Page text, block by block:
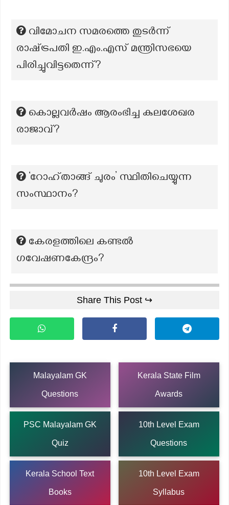
വിമോചന സമരത്തെ തുടർന്ന്
രാഷ്‌ട്രപതി ഇ.എം.എസ് മന്ത്രിസഭയെ
പിരിച്ചുവിട്ടതെന്ന്?
കൊല്ലവർഷം ആരംഭിച്ച കുലശേഖര
രാജാവ്?
‘റോഹ്താങ്ങ് ചുരം’ സ്ഥിതിചെയ്യുന്ന
സംസ്ഥാനം?
കേരളത്തിലെ കണ്ടൽ
ഗവേഷണകേന്ദ്രം?
Share This Post ↪
Malayalam GK
Questions
Kerala State Film
Awards
PSC Malayalam GK
Quiz
10th Level Exam
Questions
Kerala School Text
Books
10th Level Exam
Syllabus